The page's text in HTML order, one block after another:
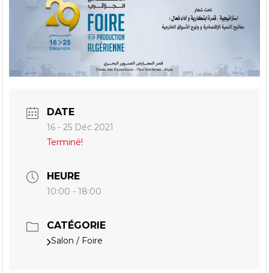
DATE
16 - 25 Déc 2021
Terminé!
HEURE
10:00 - 18:00
CATÉGORIE
Salon / Foire